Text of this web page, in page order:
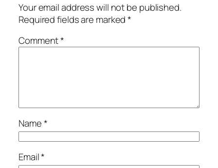
Your email address will not be published.
Required fields are marked*
Comment*
Name*
Email*